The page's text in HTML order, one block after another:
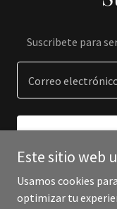
Suscribete para
Correo
Este sitio web
Usamos cookies
optimizar tu